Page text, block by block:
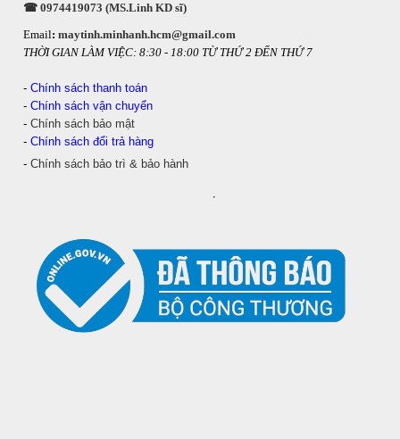
☎ 0974419073 (MS.Linh KD sĩ)
Email: maytinh.minhanh.hcm@gmail.com
THỜI GIAN LÀM VIỆC: 8:30 - 18:00 TỪ THỨ 2 ĐẾN THỨ 7
- Chính sách thanh toán
- Chính sách vận chuyển
- Chính sách bảo mật
- Chính sách đổi trả hàng
- Chính sách bảo trì & bảo hành